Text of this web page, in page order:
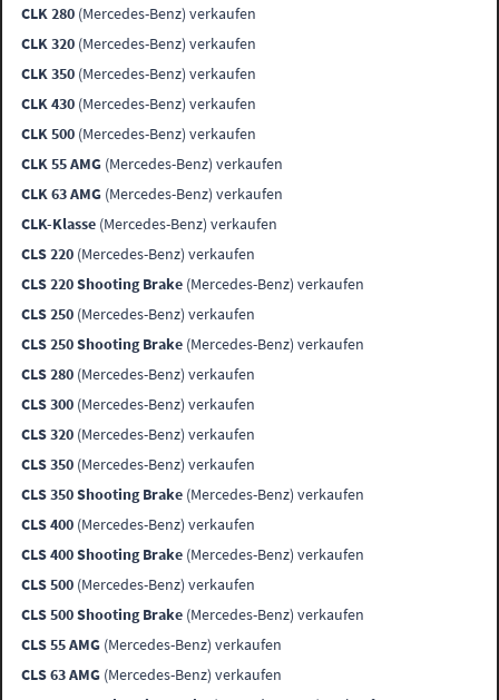
CLK 280 (Mercedes-Benz) verkaufen
CLK 320 (Mercedes-Benz) verkaufen
CLK 350 (Mercedes-Benz) verkaufen
CLK 430 (Mercedes-Benz) verkaufen
CLK 500 (Mercedes-Benz) verkaufen
CLK 55 AMG (Mercedes-Benz) verkaufen
CLK 63 AMG (Mercedes-Benz) verkaufen
CLK-Klasse (Mercedes-Benz) verkaufen
CLS 220 (Mercedes-Benz) verkaufen
CLS 220 Shooting Brake (Mercedes-Benz) verkaufen
CLS 250 (Mercedes-Benz) verkaufen
CLS 250 Shooting Brake (Mercedes-Benz) verkaufen
CLS 280 (Mercedes-Benz) verkaufen
CLS 300 (Mercedes-Benz) verkaufen
CLS 320 (Mercedes-Benz) verkaufen
CLS 350 (Mercedes-Benz) verkaufen
CLS 350 Shooting Brake (Mercedes-Benz) verkaufen
CLS 400 (Mercedes-Benz) verkaufen
CLS 400 Shooting Brake (Mercedes-Benz) verkaufen
CLS 500 (Mercedes-Benz) verkaufen
CLS 500 Shooting Brake (Mercedes-Benz) verkaufen
CLS 55 AMG (Mercedes-Benz) verkaufen
CLS 63 AMG (Mercedes-Benz) verkaufen